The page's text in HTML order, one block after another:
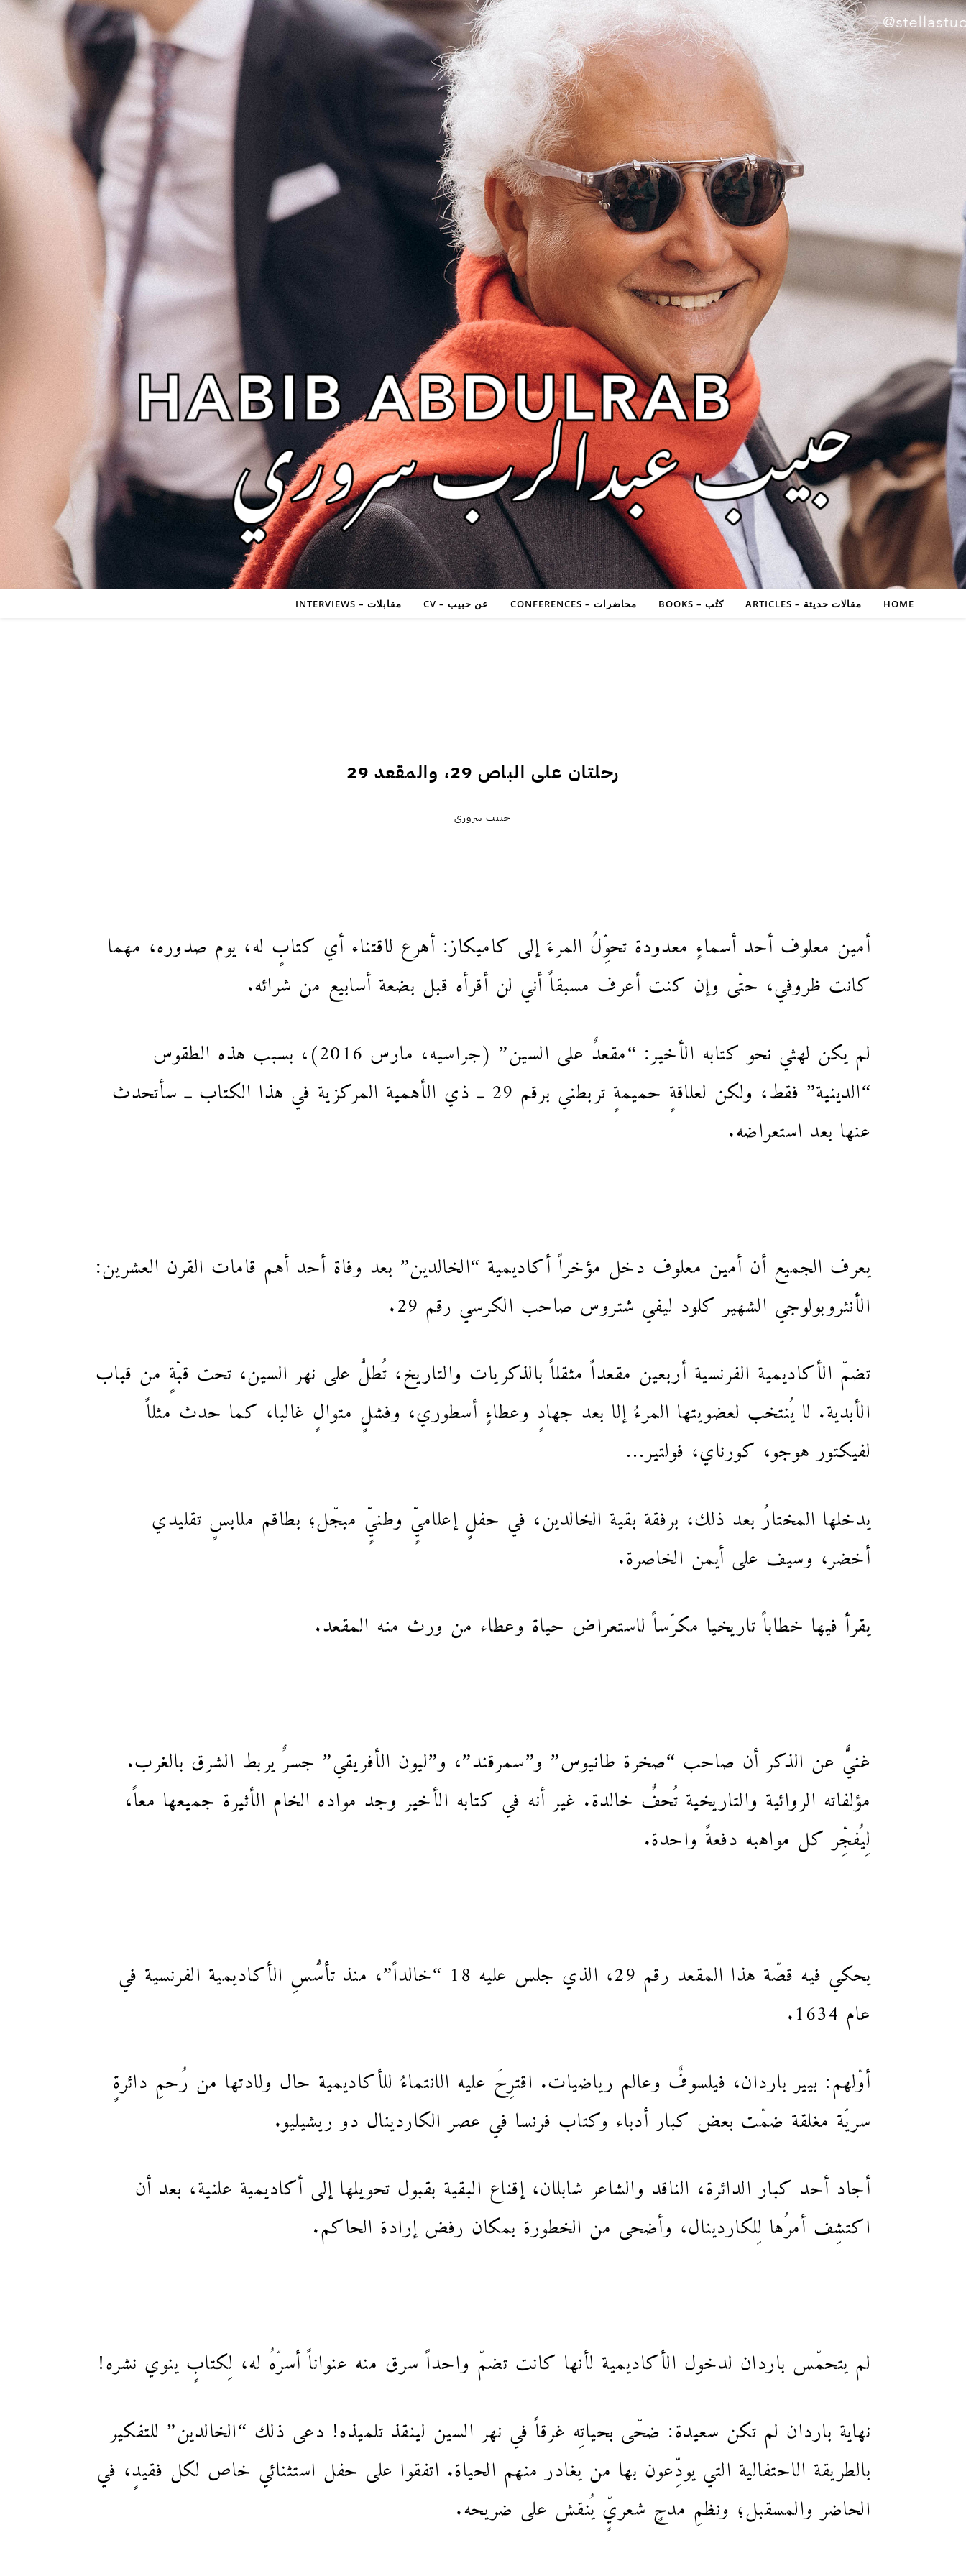
HOME مقالات حديثة – ARTICLES كتُب – BOOKS محاضرات – CONFERENCES عن حبيب – CV مقابلات – INTERVIEWS
رحلتان على الباص 29، والمقعد 29
حبيب سروري
أمين معلوف أحد أسماءٍ معدودة تحوِّلُ المرءَ إلى كاميكاز: أهرع لاقتناء أي كتابٍ له، يوم صدوره، مهما
كانت ظروفي، حتّى وإن كنت أعرف مسبقاً أني لن أقرأه قبل بضعة أسابيع من شرائه.
لم يكن لهثي نحو كتابه الأخير: “مقعدٌ على السين” (جراسيه، مارس 2016)، بسبب هذه الطقوس
“الدينية” فقط، ولكن لعلاقةٍ حميمةٍ تربطني برقم 29 ــ ذي الأهمية المركزية في هذا الكتاب ــ سأتحدث
عنها بعد استعراضه.
يعرف الجميع أن أمين معلوف دخل مؤخراً أكاديمية “الخالدين” بعد وفاة أحد أهم قامات القرن العشرين:
الأنثروبولوجي الشهير كلود ليفي شتروس صاحب الكرسي رقم 29.
تضمّ الأكاديمية الفرنسية أربعين مقعداً مثقلاً بالذكريات والتاريخ، تُطلُّ على نهر السين، تحت قبّةٍ من قباب
الأبدية. لا يُنتخب لعضويتها المرءُ إلا بعد جهادٍ وعطاءٍ أسطوري، وفشلٍ متوالٍ غالبا، كما حدث مثلاً
لفيكتور هوجو، كورناي، فولتير…
يدخلها المختارُ بعد ذلك، برفقة بقية الخالدين، في حفلٍ إعلاميٍّ وطنيٍّ مبجّل؛ بطاقم ملابسٍ تقليدي
أخضر، وسيف على أيمن الخاصرة.
يقرأ فيها خطاباً تاريخيا مكرّساً لاستعراض حياة وعطاء من ورث منه المقعد.
غنيٌّ عن الذكر أن صاحب “صخرة طانيوس” و”سمرقند”، و”ليون الأفريقي” جسرٌ يربط الشرق بالغرب.
مؤلفاته الروائية والتاريخية تُحفٌ خالدة. غير أنه في كتابه الأخير وجد مواده الخام الأثيرة جميعها معاً،
لِيُفجِّر كل مواهبه دفعةً واحدة.
يحكي فيه قصّة هذا المقعد رقم 29، الذي جلس عليه 18 “خالداً”، منذ تأسُّسِ الأكاديمية الفرنسية في
عام 1634.
أوّلهم: بيير باردان، فيلسوفٌ وعالم رياضيات. اقترِحَ عليه الانتماءُ للأكاديمية حال ولادتها من رُحمِ دائرةٍ
سريّة مغلقة ضمّت بعض كبار أدباء وكتاب فرنسا في عصر الكاردينال دو ريشيليو.
أجاد أحد كبار الدائرة، الناقد والشاعر شابلان، إقناع البقية بقبول تحويلها إلى أكاديمية علنية، بعد أن
اكتشِف أمرُها لِلكاردينال، وأضحى من الخطورة بمكان رفض إرادة الحاكم.
لم يتحمّس باردان لدخول الأكاديمية لأنها كانت تضمّ واحداً سرق منه عنواناً أسرّهُ له، لِكتابٍ ينوي نشره!
نهاية باردان لم تكن سعيدة: ضحّى بحياتِه غرقاً في نهر السين لينقذ تلميذه! دعى ذلك “الخالدين” للتفكير
بالطريقة الاحتفالية التي يودِّعون بها من يغادر منهم الحياة. اتفقوا على حفل استثنائي خاص لكل فقيدٍ، في
الحاضر والمسقبل؛ ونظمِ مدحٍ شعريٍّ يُنقش على ضريحه.